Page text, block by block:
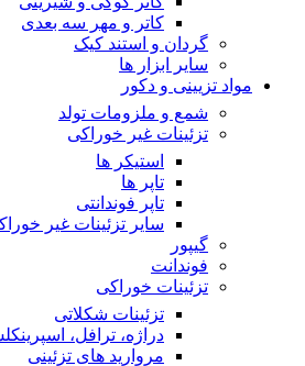
کاتر و مهر سه بعدی
گردان و استند کیک
سایر ابزار ها
مواد تزیینی و دکور
شمع و ملزومات تولد
تزئینات غیر خوراکی
استیکر ها
تاپر ها
تاپر فوندانتی
سایر تزئینات غیر
گیپور
فوندانت
تزئینات خوراکی
تزئینات شکلاتی
دراژه، ترافل،
مروارید های تزئینی